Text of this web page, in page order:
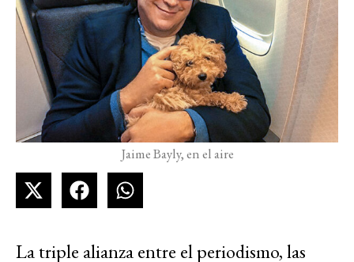
Jaime Bayly, en el aire
La triple alianza entre el periodismo, las